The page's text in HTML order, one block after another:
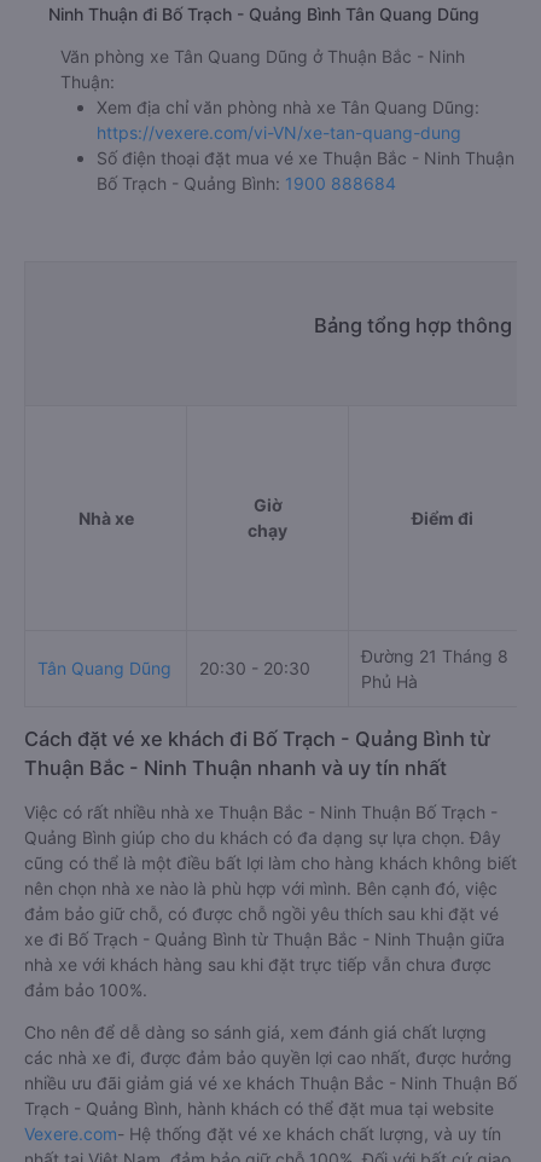
Ninh Thuận đi Bố Trạch - Quảng Bình Tân Quang Dũng
Văn phòng xe Tân Quang Dũng ở Thuận Bắc - Ninh
Thuận:
Xem địa chỉ văn phòng nhà xe Tân Quang Dũng:
https://vexere.com/vi-VN/xe-tan-quang-dung
Số điện thoại đặt mua vé xe Thuận Bắc - Ninh Thuận
Bố Trạch - Quảng Bình: 1900 888684
Bảng tổng hợp thông
Nhà xe
Giờ
chạy
Điểm đi
Tân Quang Dũng 20:30 - 20:30
Đường 21 Tháng 8
Phủ Hà
Cách đặt vé xe khách đi Bố Trạch - Quảng Bình từ
Thuận Bắc - Ninh Thuận nhanh và uy tín nhất
Việc có rất nhiều nhà xe Thuận Bắc - Ninh Thuận Bố Trạch -
Quảng Bình giúp cho du khách có đa dạng sự lựa chọn. Đây
cũng có thể là một điều bất lợi làm cho hàng khách không biết
nên chọn nhà xe nào là phù hợp với mình. Bên cạnh đó, việc
đảm bảo giữ chỗ, có được chỗ ngồi yêu thích sau khi đặt vé
xe đi Bố Trạch - Quảng Bình từ Thuận Bắc - Ninh Thuận giữa
nhà xe với khách hàng sau khi đặt trực tiếp vẫn chưa được
đảm bảo 100%.
Cho nên để dễ dàng so sánh giá, xem đánh giá chất lượng
các nhà xe đi, được đảm bảo quyền lợi cao nhất, được hưởng
nhiều ưu đãi giảm giá vé xe khách Thuận Bắc - Ninh Thuận Bố
Trạch - Quảng Bình, hành khách có thể đặt mua tại website
Vexere.com- Hệ thống đặt vé xe khách chất lượng, và uy tín